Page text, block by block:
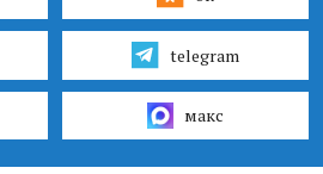
telegram
макс